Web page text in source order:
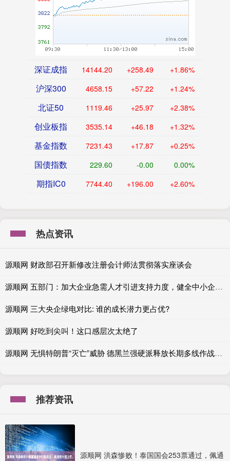
深证成指 14144.20 +258.49 +1.86%
沪深300 4658.15 +57.22 +1.24%
北证50 1119.46 +25.97 +2.38%
创业板指 3535.14 +46.18 +1.32%
基金指数 7231.43 +17.87 +0.25%
国债指数 229.60 -0.00 0.00%
期指IC0 7744.40 +196.00 +2.60%
热点资讯
源顺网 财政部召开新修改注册会计师法贯彻落实座谈会
源顺网 五部门：加大企业急需人才引进支持力度，健全中小企业人才激励机制
源顺网 三大央企绿电对比: 谁的成长潜力更占优?
源顺网 好吃到尖叫！这口感层次太绝了
源顺网 无惧特朗普“灭亡”威胁 德黑兰强硬派释放长期多线作战意愿
推荐资讯
源顺网 洪森惨败！泰国国会253票通过，佩通